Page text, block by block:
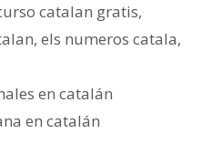
catalan gratis,
, els numeros catala,
en catalán
en catalán